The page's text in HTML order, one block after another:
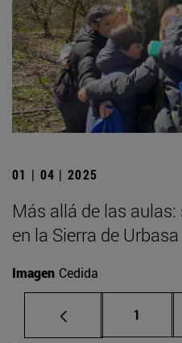
01 | 04 | 2025
Más allá de las
en la Sierra de Urbasa
Imagen Cedida
Página
1